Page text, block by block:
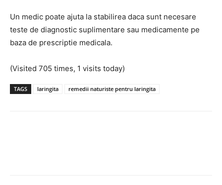
Un medic poate ajuta la stabilirea daca sunt necesare
teste de diagnostic suplimentare sau medicamente pe
baza de prescriptie medicala.
(Visited 705 times, 1 visits today)
TAGS laringita remedii naturiste pentru laringita